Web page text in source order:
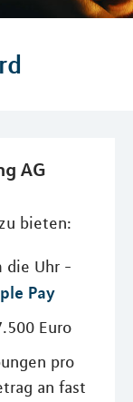
AG
bieten:
die Uhr -
Pay
Euro
pro
an fast